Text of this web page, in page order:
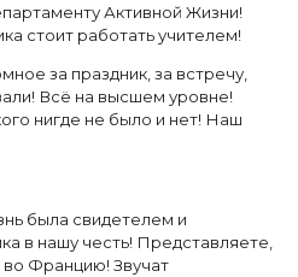
Активной Жизни!
стоит работать учителем!
за праздник, за встречу,
Всё на высшем уровне!
нигде не было и нет! Наш
была свидетелем и
в нашу честь! Представляете,
во Францию! Звучат